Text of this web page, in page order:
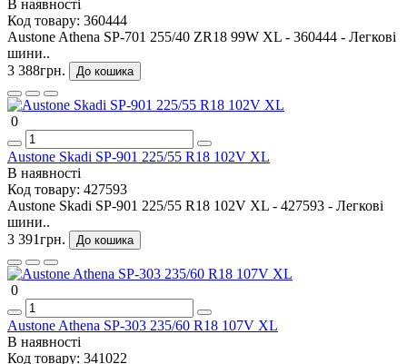
В наявності
Код товару: 360444
Austone Athena SP-701 255/40 ZR18 99W XL - 360444 - Легкові
шини..
3 388грн.
До кошика
0
Austone Skadi SP-901 225/55 R18 102V XL
В наявності
Код товару: 427593
Austone Skadi SP-901 225/55 R18 102V XL - 427593 - Легкові
шини..
3 391грн.
До кошика
0
Austone Athena SP-303 235/60 R18 107V XL
В наявності
Код товару: 341022